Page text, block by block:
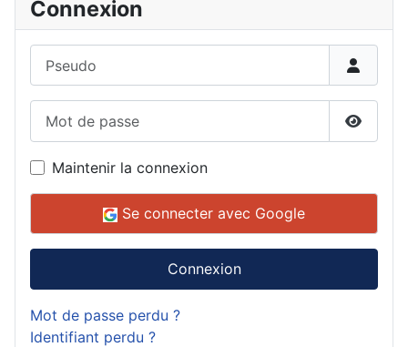
Connexion
Maintenir la connexion
Se connecter avec Google
Connexion
Mot de passe perdu ?
Identifiant perdu ?